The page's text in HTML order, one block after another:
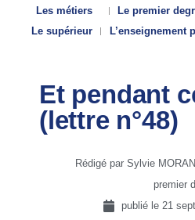
Les métiers
Le premier
Le supérieur
L’enseignement
Et pendant
(lettre n°48)
Rédigé par Sylvie
premier
publié le 21